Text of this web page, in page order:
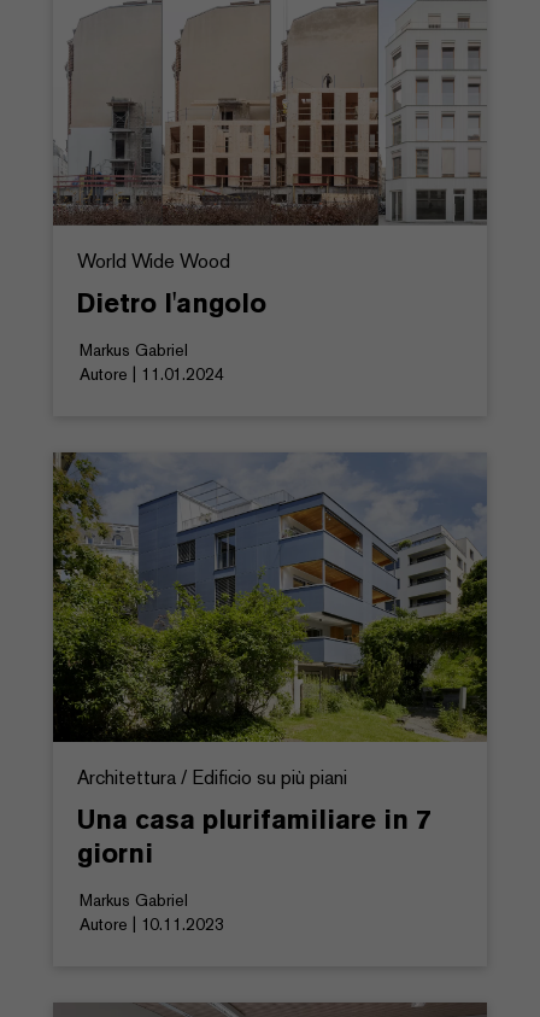
World Wide Wood
Dietro l'angolo
Markus Gabriel
Autore | 11.01.2024
Architettura / Edificio su più piani
Una casa plurifamiliare in 7
giorni
Markus Gabriel
Autore | 10.11.2023